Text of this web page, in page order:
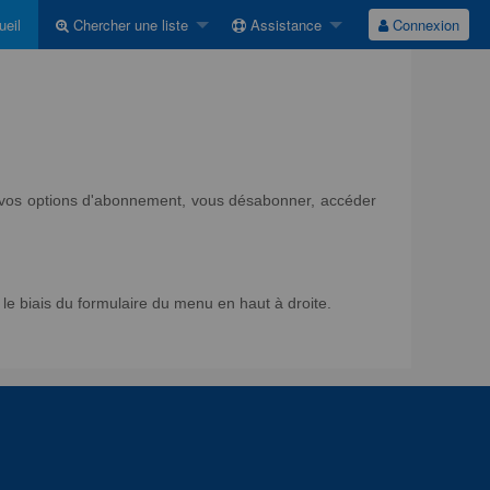
Chercher une liste Assistance Connexion
options d'abonnement, vous désabonner, accéder
biais du formulaire du menu en haut à droite.